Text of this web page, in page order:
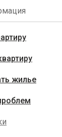
жилье